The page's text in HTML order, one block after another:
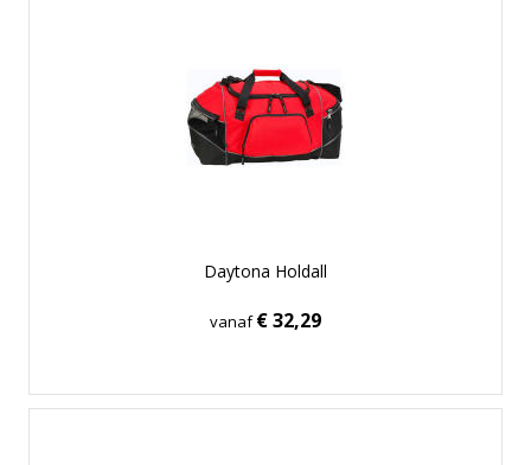
Daytona Holdall
vanaf€ 32,29